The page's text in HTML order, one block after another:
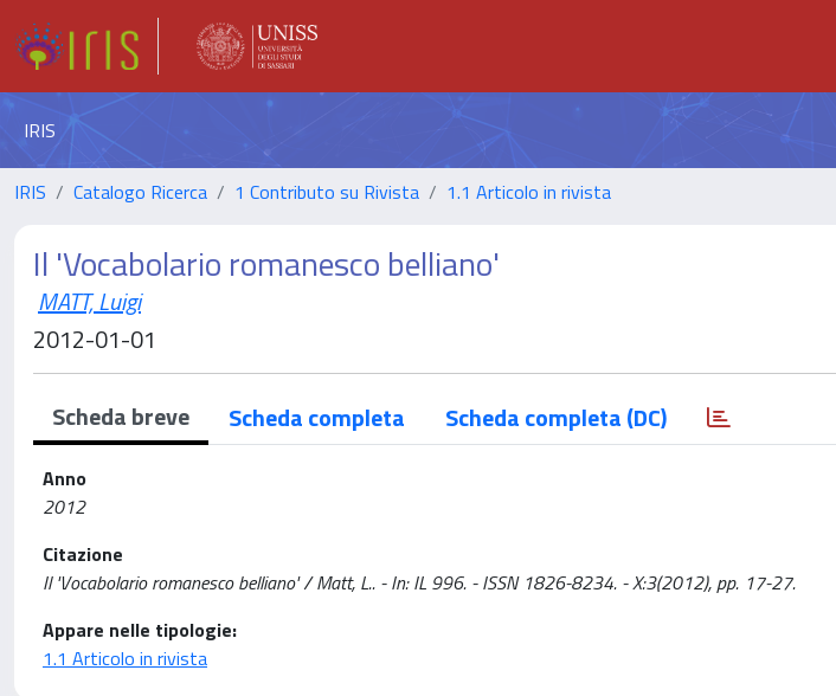
IRIS
IRIS Catalogo Ricerca 1 Contributo su Rivista 1.1 Articolo in rivista
Il 'Vocabolario romanesco belliano'
MATT, Luigi
2012-01-01
Scheda breve Scheda completa Scheda completa (DC)
Anno
2012
Citazione
Il 'Vocabolario romanesco belliano' / Matt, L.. - In: IL 996. - ISSN 1826-8234. - X:3(2012), pp. 17-27.
Appare nelle tipologie:
1.1 Articolo in rivista